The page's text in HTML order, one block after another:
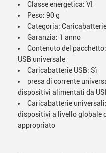
Classe energetica: VI
Peso: 90 g
Categoria:
Garanzia: 1 anno
Contenuto del
USB universale
Caricabatterie USB: Sì
presa di corrente
dispositivi alimentati da
Caricabatterie
dispositivi a livello globale
appropriato